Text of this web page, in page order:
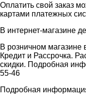
Оплатить свой заказ
картами платежных
В интернет-магазине
В розничном магазине
Кредит и Рассрочка.
скидки. Подробная
55-46
Подробная